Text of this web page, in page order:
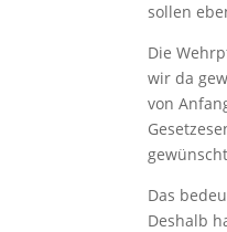
sollen
Die
wir da
von
Das
Deshalb